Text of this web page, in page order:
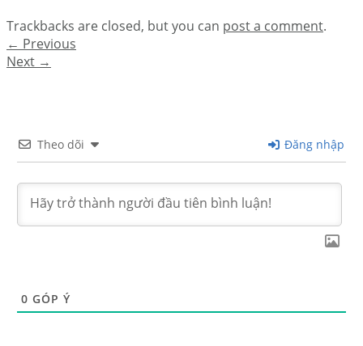
Trackbacks are closed, but you can post a comment.
← Previous
Next →
Theo dõi Đăng nhập
0 GÓP Ý